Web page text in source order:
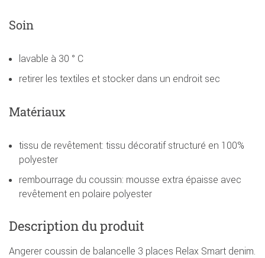
Soin
lavable à 30 ° C
retirer les textiles et stocker dans un endroit sec
Matériaux
tissu de revêtement: tissu décoratif structuré en 100%
polyester
rembourrage du coussin: mousse extra épaisse avec
revêtement en polaire polyester
Description du produit
Angerer coussin de balancelle 3 places Relax Smart denim.